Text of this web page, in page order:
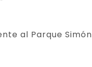
al Parque Simón